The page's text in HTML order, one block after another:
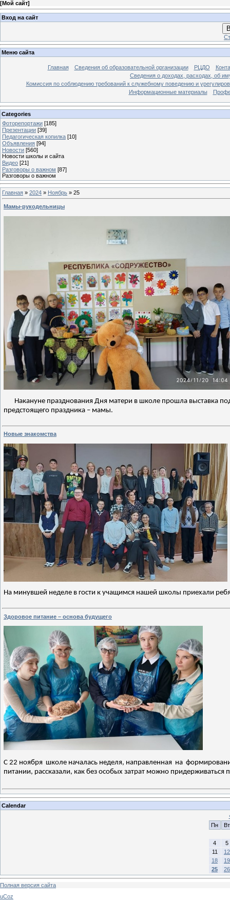
[Мой сайт]
Вход на сайт
Меню сайта
Главная Сведения об образовательной организации РЦДО
Сведения о доходах, расходах, об
Комиссия по соблюдению требований к служебному поведению и
Информационные материалы
Categories
Фоторепортажи [185]
Презентации [39]
Педагогическая копилка [10]
Объявления [94]
Новости [560]
Новости школы и сайта
Видео [21]
Разговоры о важном [87]
Разговоры о важном
Главная » 2024 » Ноябрь » 25
Мамы-рукодельницы
Накануне празднования Дня матери в школе прошла выставка
предстоящего праздника – мамы.
Новые знакомства
На минувшей неделе в гости к учащимся нашей школы приехали
Здоровое питание – основа будущего
С 22 ноября школе началась неделя, направленная на
питании, рассказали, как без особых затрат можно придерживаться
Calendar
Пн
Вт
4
5
11
12
18
19
25
26
Полная версия сайта
uCoz